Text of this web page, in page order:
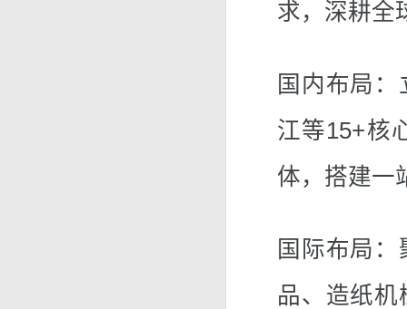
求，深耕全
国内布局
江等15+核
体，搭建一
国际布局
品、造纸